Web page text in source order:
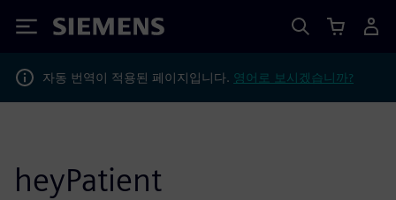
Siemens
자동 번역이 적용된 페이지입니다. 영어로 보시겠습니까?
heyPatient